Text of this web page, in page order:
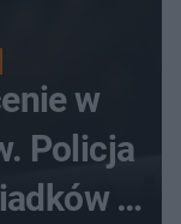
w
Policja
i